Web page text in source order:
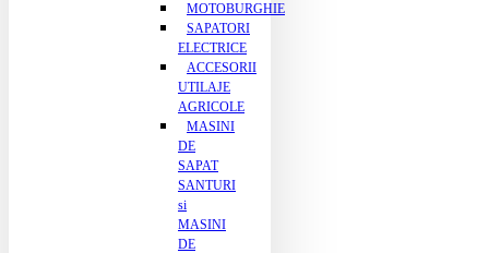
MOTOBURGHIE
SAPATORI
ELECTRICE
ACCESORII
UTILAJE
AGRICOLE
MASINI
DE
SAPAT
SANTURI
si
MASINI
DE